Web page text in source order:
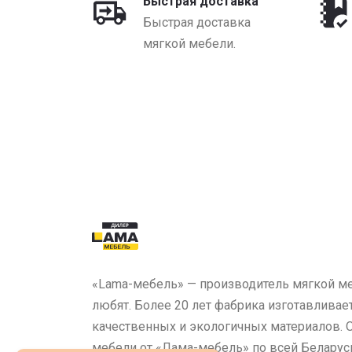
Быстрая доставка
мягкой мебели.
«Lama-мебель» — производитель мягкой
любят. Более 20 лет фабрика
качественных и экологичных
мебели от «Лама-мебель» по всей